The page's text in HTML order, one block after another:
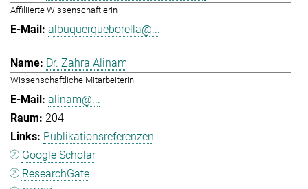
Affiliierte Wissenschaftlerin
albuquerqueborella@...
Dr. Zahra Alinam
Wissenschaftliche Mitarbeiterin
alinam@...
204
Publikationsreferenzen
Google Scholar
ResearchGate